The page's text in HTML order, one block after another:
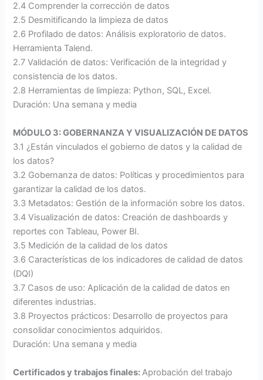
2.4 Comprender la corrección de datos
2.5 Desmitificando la limpieza de datos
2.6 Profilado de datos: Análisis exploratorio de datos.
Herramienta Talend.
2.7 Validación de datos: Verificación de la integridad y
consistencia de los datos.
2.8 Herramientas de limpieza: Python, SQL, Excel.
Duración: Una semana y media
MÓDULO 3: GOBERNANZA Y VISUALIZACIÓN DE DATOS
3.1 ¿Están vinculados el gobierno de datos y la calidad de
los datos?
3.2 Gobernanza de datos: Políticas y procedimientos para
garantizar la calidad de los datos.
3.3 Metadatos: Gestión de la información sobre los datos.
3.4 Visualización de datos: Creación de dashboards y
reportes con Tableau, Power BI.
3.5 Medición de la calidad de los datos
3.6 Características de los indicadores de calidad de datos
(DQI)
3.7 Casos de uso: Aplicación de la calidad de datos en
diferentes industrias.
3.8 Proyectos prácticos: Desarrollo de proyectos para
consolidar conocimientos adquiridos.
Duración: Una semana y media
Certificados y trabajos finales: Aprobación del trabajo